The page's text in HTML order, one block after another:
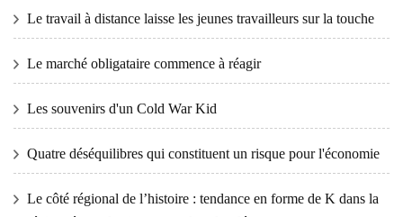
Le travail à distance laisse les jeunes travailleurs sur la touche
Le marché obligataire commence à réagir
Les souvenirs d'un Cold War Kid
Quatre déséquilibres qui constituent un risque pour l'économie
Le côté régional de l’histoire : tendance en forme de K dans la